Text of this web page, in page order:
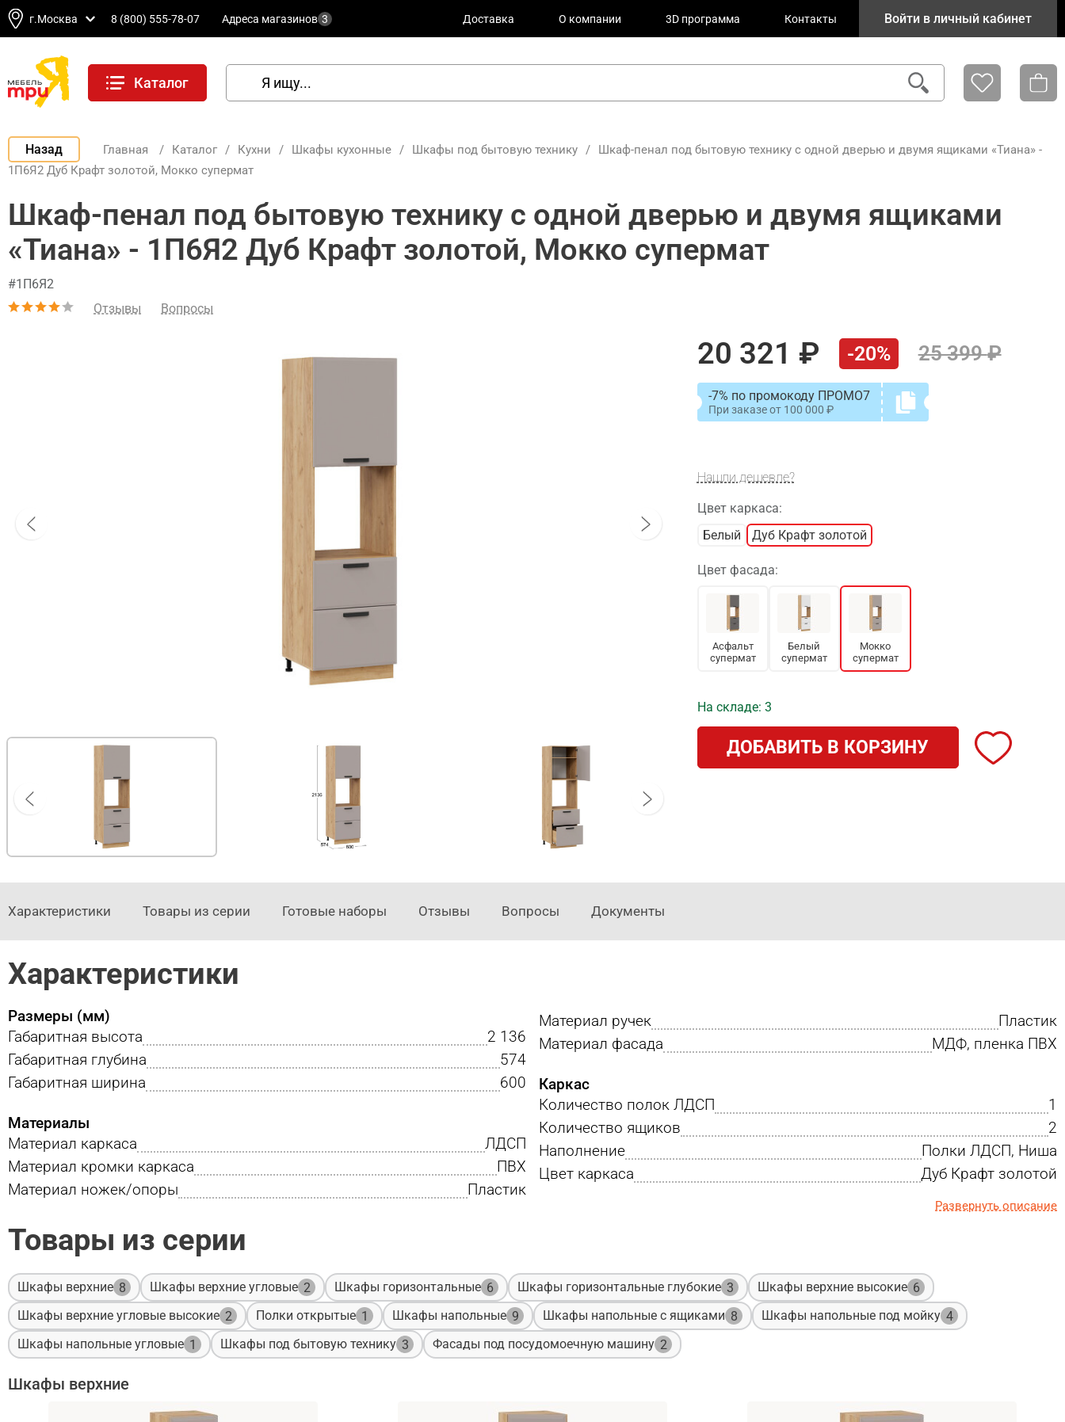
г.Москва 8 (800) 555-78-07 Адреса магазинов 3 Доставка О компании 3D программа Контакты Войти в личный кабинет
Каталог
Назад Главная / Каталог / Кухни / Шкафы кухонные / Шкафы под бытовую технику /
Шкаф-пенал под бытовую технику с одной дверью и двумя ящиками «Тиана» -
1П6Я2 Дуб Крафт золотой, Мокко супермат
Шкаф-пенал под бытовую технику с одной дверью и двумя ящиками
«Тиана» - 1П6Я2 Дуб Крафт золотой, Мокко супермат
#1П6Я2
Отзывы
Вопросы
20 321 -20% 25 399
-7% по промокоду ПРОМО7
При заказе от 100 000
Нашли дешевле?
Цвет каркаса:
Белый
Дуб Крафт золотой
Цвет фасада:
Асфальт
супермат
Белый
супермат
Мокко
супермат
На складе: 3
ДОБАВИТЬ В КОРЗИНУ
Характеристики Товары из серии Готовые наборы Отзывы Вопросы Документы
Характеристики
Размеры (мм)
Габаритная высота
2 136
Габаритная глубина
574
Габаритная ширина
600
Материалы
Материал каркаса
ЛДСП
Материал кромки каркаса
ПВХ
Материал ножек/опоры
Пластик
Материал ручек
Пластик
Материал фасада
МДФ, пленка ПВХ
Каркас
Количество полок ЛДСП
1
Количество ящиков
2
Наполнение
Полки ЛДСП, Ниша
Цвет каркаса
Дуб Крафт золотой
Развернуть описание
Товары из серии
Шкафы верхние 8 Шкафы верхние угловые 2 Шкафы горизонтальные 6 Шкафы горизонтальные глубокие 3 Шкафы верхние высокие 6
Шкафы верхние угловые высокие 2 Полки открытые 1 Шкафы напольные 9 Шкафы напольные с ящиками 8 Шкафы напольные под мойку 4
Шкафы напольные угловые 1 Шкафы под бытовую технику 3 Фасады под посудомоечную машину 2
Шкафы верхние